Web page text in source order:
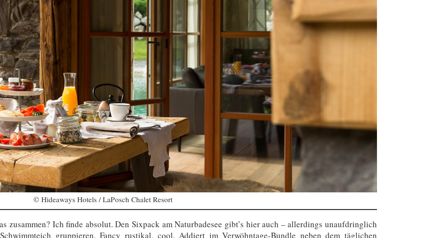
© Hideaways Hotels / LaPosch Chalet Resort
zusammen? Ich finde absolut. Den Sixpack am Naturbadesee gibt’s hier auch – allerdings unaufdringlich
gruppieren. Fancy rustikal, cool. Addiert im Verwöhntage-Bundle neben dem täglichen